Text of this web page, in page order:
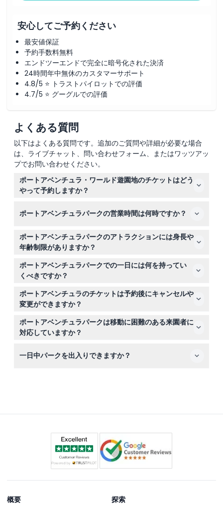
安心してご予約ください
最安値保証
予約手数料無料
エンドツーエンドで完全に暗号化された決済
24時間年中無休のカスタマーサポート
4.8/5 ⭐ トラストパイロットでの評価
4.7/5 ⭐ グーグルでの評価
よくある質問
以下はよくある質問です。追加のご質問や詳細が必要な場合
は、ライブチャット、問い合わせフォーム、またはワッツアッ
プでお問い合わせください。
ポートアベンチュラ・ワールド遊園地のチケットはどう
やって予約しますか？
きます。ご希望の日付を選択し、予約手続き中に空き状況
ポートアベンチュラパークの営業時間は何時ですか？
ポートアベンチュラパークは平日は通常10:00から18:00ま
で、週末は10:00から20:00まで営業していますが、季節
によって異なるため、訪問前に公式ウェブサイトで最新の
スケジュールをご確認ください（変更される場合がありま
すので、予約時に必ずご確認ください）。
ポートアベンチュラパークのアトラクションには身長や
年齢制限がありますか？
はい、一部のアトラクションには身長制限があり、最低
1.20メートルから1.40メートル、最大1.95メートルです。
0〜3歳の子供は無料ですが、11歳以上は大人料金が適用さ
れます。
ポートアベンチュラパークでの一日には何を持ってい
くべきですか？
たくさん歩くことやアトラクションを楽しむために快適な
服装と靴を持参してください。日焼け止め、再利用可能な
水筒、そして素早い入場のためのデジタルチケットを忘れ
ないでください。
ポートアベンチュラのチケットは予約後にキャンセルや
変更ができますか？
チケットは返金不可でキャンセルできません。ただし、フ
レキシブルチケットの場合は同じシーズン内であれば変更
が可能です。
ポートアベンチュラパークは移動に困難のある来園者に
対応していますか？
るようになっています。
一日中パークを出入りできますか？
概要 探索